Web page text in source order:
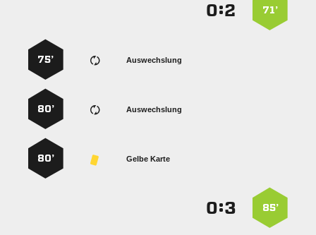
71’
:
Auswechslung
75’
Auswechslung
80’
Gelbe Karte
80’
85’
: